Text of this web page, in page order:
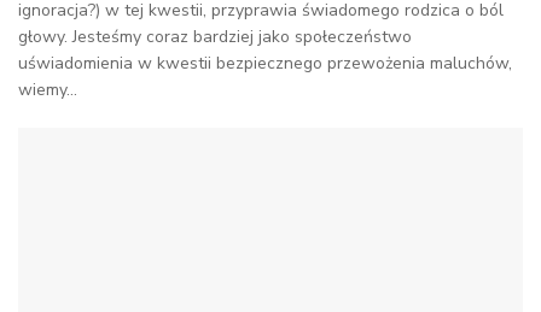
ignoracja?) w tej kwestii, przyprawia świadomego rodzica o ból
głowy. Jesteśmy coraz bardziej jako społeczeństwo
uświadomienia w kwestii bezpiecznego przewożenia maluchów,
wiemy...